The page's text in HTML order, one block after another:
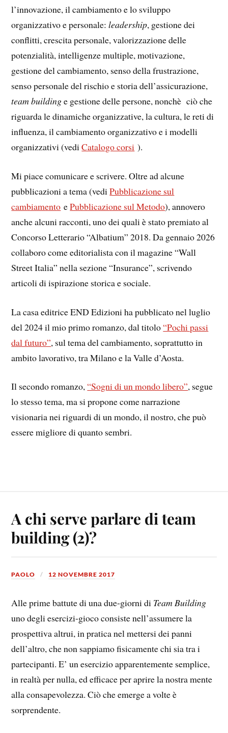
l’innovazione, il cambiamento e lo sviluppo
organizzativo e personale:leadership, gestione dei
conflitti, crescita personale, valorizzazione delle
potenzialità, intelligenze multiple, motivazione,
gestione del cambiamento, senso della frustrazione,
senso personale del rischio e storia dell’assicurazione,
team buildinge gestione delle persone, nonchè ciò che
riguarda le dinamiche organizzative, la cultura, le reti di
influenza, il cambiamento organizzativo e i modelli
organizzativi (vediCatalogo corsi ).
Mi piace comunicare e scrivere. Oltre ad alcune
pubblicazioni a tema (vediPubblicazione sul
cambiamento ePubblicazione sul Metodo), annovero
anche alcuni racconti, uno dei quali è stato premiato al
Concorso Letterario “Albatium” 2018. Da gennaio 2026
collaboro come editorialista con il magazine “Wall
Street Italia” nella sezione “Insurance”, scrivendo
articoli di ispirazione storica e sociale.
La casa editrice END Edizioni ha pubblicato nel luglio
del 2024 il mio primo romanzo, dal titolo“Pochi passi
dal futuro”, sul tema del cambiamento, soprattutto in
ambito lavorativo, tra Milano e la Valle d’Aosta.
Il secondo romanzo,“Sogni di un mondo libero”, segue
lo stesso tema, ma si propone come narrazione
visionaria nei riguardi di un mondo, il nostro, che può
essere migliore di quanto sembri.
A chi serve parlare di team
building (2)?
PAOLO 12 NOVEMBRE 2017
Alle prime battute di una due-giorni di Team Building
uno degli esercizi-gioco consiste nell’assumere la
prospettiva altrui, in pratica nel mettersi dei panni
dell’altro, che non sappiamo fisicamente chi sia tra i
partecipanti. E’ un esercizio apparentemente semplice,
in realtà per nulla, ed efficace per aprire la nostra mente
alla consapevolezza. Ciò che emerge a volte è
sorprendente.